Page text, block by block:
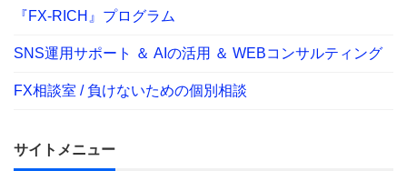
『FX-RICH』プログラム
SNS運用サポート ＆ AIの活用 ＆ WEBコンサルティング
FX相談室 / 負けないための個別相談
サイトメニュー